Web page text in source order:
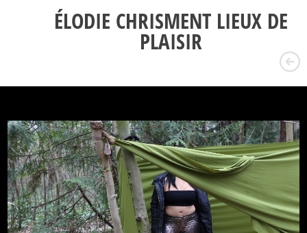
ÉLODIE CHRISMENT LIEUX DE
PLAISIR